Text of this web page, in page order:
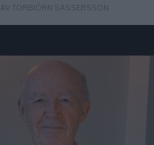
- AV TORBJÖRN SASSERSSON